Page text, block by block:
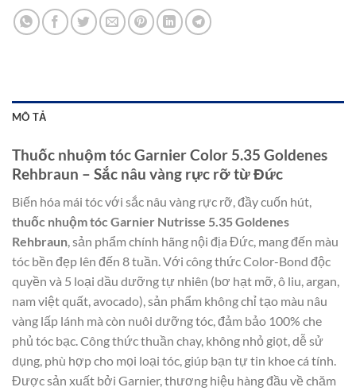
MÔ TẢ
Thuốc nhuộm tóc Garnier Color 5.35 Goldenes
Rehbraun – Sắc nâu vàng rực rỡ từ Đức
Biến hóa mái tóc với sắc nâu vàng rực rỡ, đầy cuốn hút,
thuốc nhuộm tóc Garnier Nutrisse 5.35 Goldenes
Rehbraun, sản phẩm chính hãng nội địa Đức, mang đến màu
tóc bền đẹp lên đến 8 tuần. Với công thức Color-Bond độc
quyền và 5 loại dầu dưỡng tự nhiên (bơ hạt mỡ, ô liu, argan,
nam việt quất, avocado), sản phẩm không chỉ tạo màu nâu
vàng lấp lánh mà còn nuôi dưỡng tóc, đảm bảo 100% che
phủ tóc bạc. Công thức thuần chay, không nhỏ giọt, dễ sử
dụng, phù hợp cho mọi loại tóc, giúp bạn tự tin khoe cá tính.
Được sản xuất bởi Garnier, thương hiệu hàng đầu về chăm